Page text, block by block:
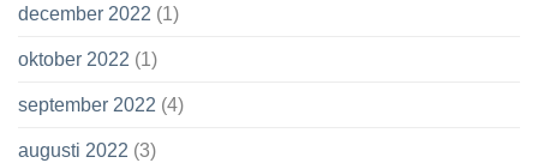
december 2022 (1)
oktober 2022 (1)
september 2022 (4)
augusti 2022 (3)